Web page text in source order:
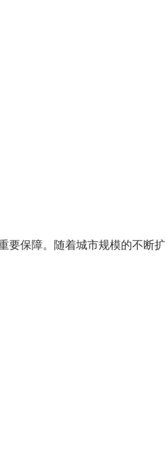
要保障。随着城市规模的不断